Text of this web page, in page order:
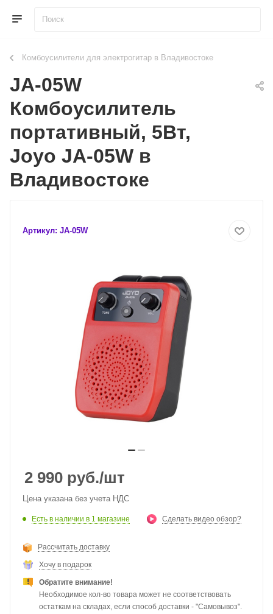
Комбоусилители для электрогитар в Владивостоке
JA-05W
Комбоусилитель
портативный, 5Вт,
Joyo JA-05W в
Владивостоке
Артикул: JA-05W
2 990 руб./шт
Цена указана без учета НДС
Есть в наличии в 1 магазине Сделать видео обзор?
Рассчитать доставку
Хочу в подарок
Обратите внимание!
Необходимое кол-во товара может не соответствовать
остаткам на складах, если способ доставки - "Самовывоз".